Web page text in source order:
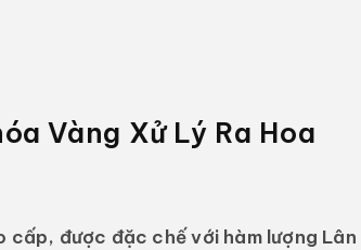
Vàng Xử Lý Ra Hoa
cấp, được đặc chế với hàm lượng Lân